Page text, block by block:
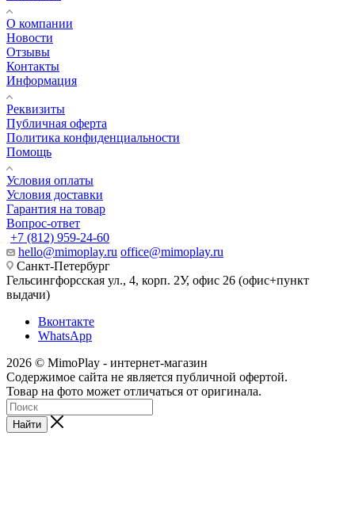
О компании
Новости
Отзывы
Контакты
Информация
Реквизиты
Публичная оферта
Политика конфиденциальности
Помощь
Условия оплаты
Условия доставки
Гарантия на товар
Вопрос-ответ
+7 (812) 959-24-60
hello@mimoplay.ru office@mimoplay.ru
Санкт-Петербург
Гельсингфорсская ул., 4, корп. 2У, офис 26 (офис+пункт
выдачи)
Вконтакте
WhatsApp
2026 © MimoPlay - интернет-магазин
Содержимое сайта не является публичной офертой.
Товар на фото может отличаться от оригинала.
Найти